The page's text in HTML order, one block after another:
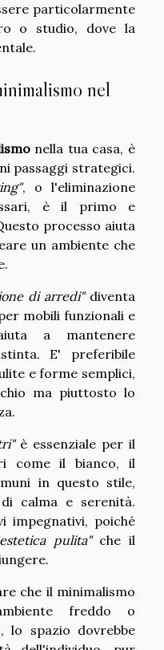
particolarmente
o studio, dove la
nel
nella tua casa, è
passaggi strategici.
, o l'eliminazione
è il primo e
processo aiuta
un ambiente che
di arredi"diventa
mobili funzionali e
a mantenere
E' preferibile
e forme semplici,
ma piuttosto lo
è essenziale per il
come il bianco, il
in questo stile,
calma e serenità.
impegnativi, poiché
pulita"che il
che il minimalismo
freddo o
lo spazio dovrebbe